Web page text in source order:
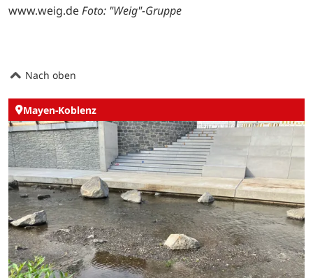
www.weig.deFoto: "Weig"-Gruppe
Nach oben
Mayen-Koblenz